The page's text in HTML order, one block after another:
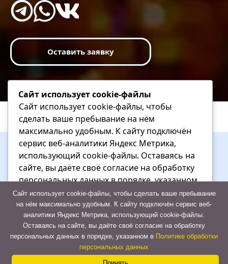
Оставить заявку
+7 (927) 713-82-11
Сайт использует cookie-файлы
Сайт использует cookie-файлы, чтобы
сделать ваше пребывание на нём
максимально удобным. К cайту подключён
сервис веб-аналитики Яндекс Метрика,
использующий cookie-файлы. Оставаясь на
сайте, вы даёте своё согласие на обработку
персональных данных в порядке, указанном
в Политике обработки персональных данных
Отказаться
Принять
Сайт использует cookie-файлы, чтобы сделать ваше пребывание
на нём максимально удобным. К cайту подключён сервис веб-
аналитики Яндекс Метрика, использующий cookie-файлы.
Оставаясь на сайте, вы даёте своё согласие на обработку
персональных данных в порядке, указанном в Политике обработки
персональных данных